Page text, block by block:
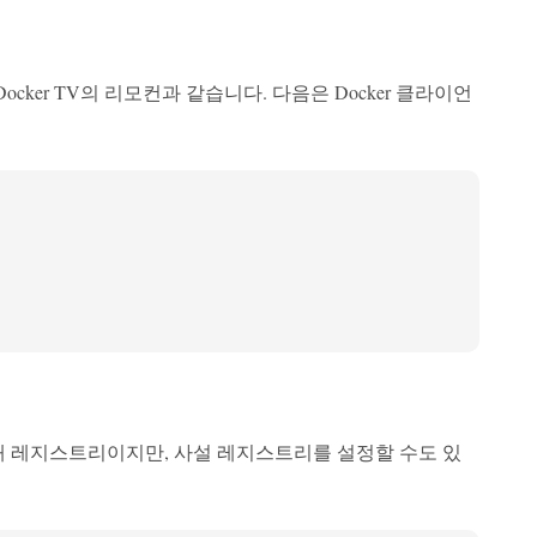
TV의 리모컨과 같습니다. 다음은 Docker 클라이언
레지스트리이지만, 사설 레지스트리를 설정할 수도 있